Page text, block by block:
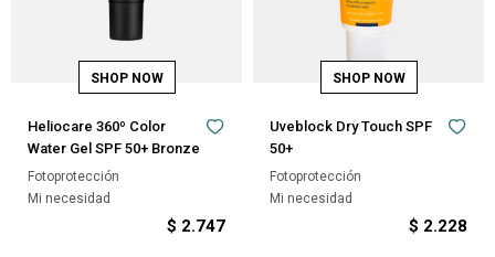
Heliocare 360º Color
Water Gel SPF 50+ Bronze
Fotoprotección
Mi necesidad
$ 2.747
Uveblock Dry Touch SPF
50+
Fotoprotección
Mi necesidad
$ 2.228